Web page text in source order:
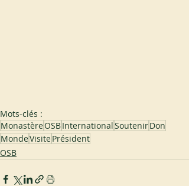
Mots-clés :
MonastèreOSBInternationalSoutenirDon
MondeVisitePrésident
OSB